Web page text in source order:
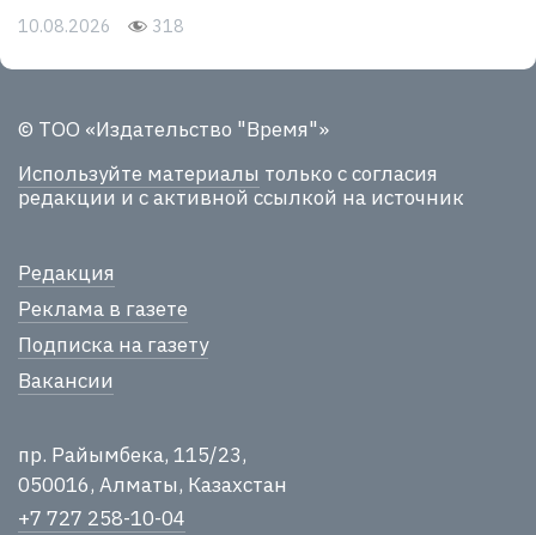
10.08.2026 318
© ТОО «Издательство "Время"»
Используйте материалы только с согласия
редакции и с активной ссылкой на источник
Редакция
Реклама в газете
Подписка на газету
Вакансии
пр. Райымбека, 115/23,
050016, Алматы, Казахстан
+7 727 258-10-04